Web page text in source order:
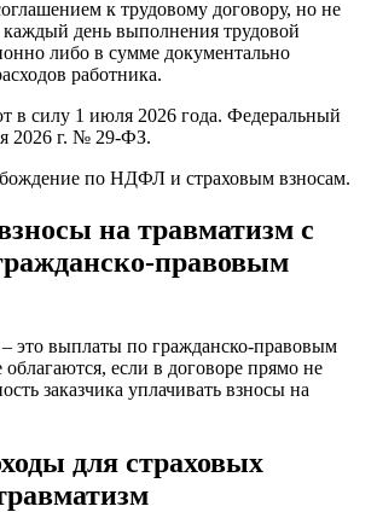
к трудовому договору, но не
каждый день выполнения трудовой
либо в сумме документально
работника.
в силу 1 июля 2026 года. Федеральный
2026 г. № 29-ФЗ.
по НДФЛ и страховым взносам.
на травматизм с
правовым
это выплаты по гражданско-правовым
если в договоре прямо не
заказчика уплачивать взносы на
для страховых